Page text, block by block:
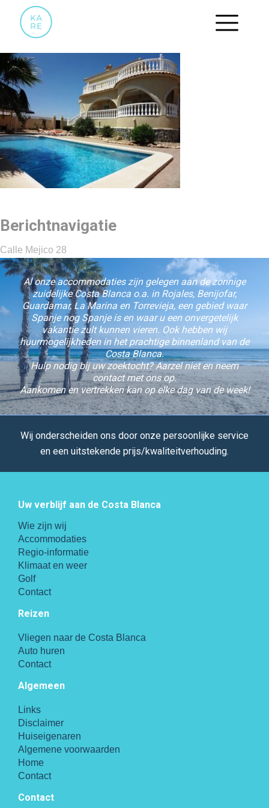
01 OVERZICHT
Berichtnavigatie
Calle Mejico 28
Al onze accommodaties zijn gelegen aan de zonnige
zuidelijke Costa Blanca o.a. in Rojales, Benijofar,
Guardamar, La Marina en Torrevieja, een gebied waar
Spanje nog Spanje is en waar u een onvergetelijk
vakantie zult kunnen vieren. Ook hebben wij
huurmogelijkheden in het prachtige binnenland van de
Costa Blanca.
Hulp nodig bij uw zoektocht? Aarzel niet en neem
contact met ons op.
Aankomen en vertrekken kan op elke dag van de week!
Wij onderscheiden ons door onze persoonlijke service
en een uitstekende prijs/kwaliteitverhouding.
Uw verblijf aan de Costa Blanca
Wie zijn wij
Accommodaties
Regio-informatie
Klimaat en weer
Golf
Contact
Reizen
Vliegen naar de Costa Blanca
Auto huren
Contact
Algemeen
Links
Disclaimer
Huiseigenaren
Algemene voorwaarden
Home
Contact
Contact